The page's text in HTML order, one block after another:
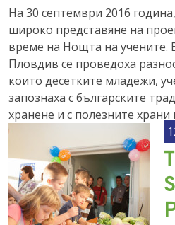
На 30 септември 2016
широко представяне на
време на Нощта на учените.
Пловдив се проведоха
които десетките младежи,
запознаха с българските
хранене и с полезните